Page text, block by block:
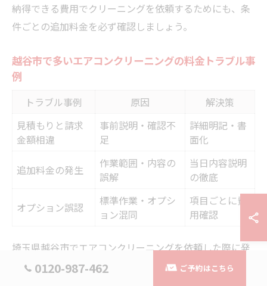
納得できる費用でクリーニングを依頼するためにも、条
件ごとの追加料金を必ず確認しましょう。
越谷市で多いエアコンクリーニングの料金トラブル事
例
トラブル事例 原因
解決策
見積もりと請求
金額相違
事前説明・確認不
足
詳細明記・書
面化
追加料金の発生
作業範囲・内容の
誤解
当日内容説明
の徹底
オプション誤認
標準作業・オプシ
ョン混同
項目ごとに費
用確認
埼玉県越谷市でエアコンクリーニングを依頼した際に発
生しやすい料金トラブルにはいくつかの傾向がありま
0120-987-462 ご予約はこちら